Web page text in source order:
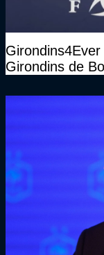
Girondins de